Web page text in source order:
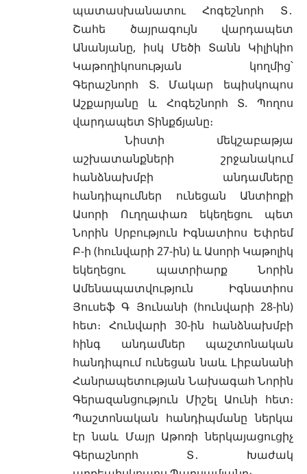
պատասխանատու Հոգեշնորհ Տ․
Շահե ծայրագույն վարդապետ
Անանյանը, իսկ Մեծի Տանն Կիլիկիո
Կաթողիկոսության կողմից՝
Գերաշնորհ Տ. Մակար եպիսկոպոս
Աշքարյանը և Հոգեշնորհ Տ. Պողոս
վարդապետ Տինքճյանը։
Նիստի մեկշաբաթյա
աշխատանքների շրջանակում
հանձնախմբի անդամները
հանդիպումներ ունեցան Անտիոքի
Ասորի Ուղղափառ եկեղեցու պետ
Նորին Սրբություն Իգնատիոս Եփրեմ
Բ-ի (հունվարի 27-ին) և Ասորի Կաթոլիկ
եկեղեցու պատրիարք Նորին
Ամենապատվություն Իգնատիոս
Յուսեֆ Գ Յունանի (հունվարի 28-ին)
հետ։ Հունվարի 30-ին հանձնախմբի
հինգ անդամներ պաշտոնական
հանդիպում ունեցան նաև Լիբանանի
Հանրապետության Նախագահ Նորին
Գերազանցություն Միշել Աունի հետ։
Պաշտոնական հանդիպմանը ներկա
էր նաև Մայր Աթոռի ներկայացուցիչ
Գերաշնորհ Տ․ Խաժակ